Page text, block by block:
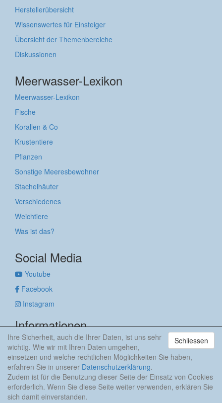
Herstellerübersicht
Wissenswertes für Einsteiger
Übersicht der Themenbereiche
Diskussionen
Meerwasser-Lexikon
Meerwasser-Lexikon
Fische
Korallen & Co
Krustentiere
Pflanzen
Sonstige Meeresbewohner
Stachelhäuter
Verschiedenes
Weichtiere
Was ist das?
Social Media
Youtube
Facebook
Instagram
Informationen
Impressum
Datenschutzerklärung
anker & meehr
Schliessen
Ihre Sicherheit, auch die Ihrer Daten, ist uns sehr
wichtig. Wie wir mit Ihren Daten umgehen,
einsetzen und welche rechtlichen Möglichkeiten Sie haben,
erfahren Sie in unserer Datenschutzerklärung.
Zudem ist für die Benutzung dieser Seite der Einsatz von Cookies
erforderlich. Wenn Sie diese Seite weiter verwenden, erklären Sie
sich damit einverstanden.